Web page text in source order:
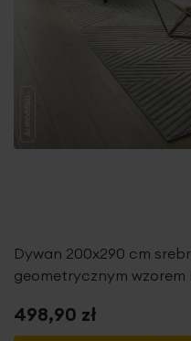
Dywan 200x290 cm
geometrycznym wzorem
498,90 zł